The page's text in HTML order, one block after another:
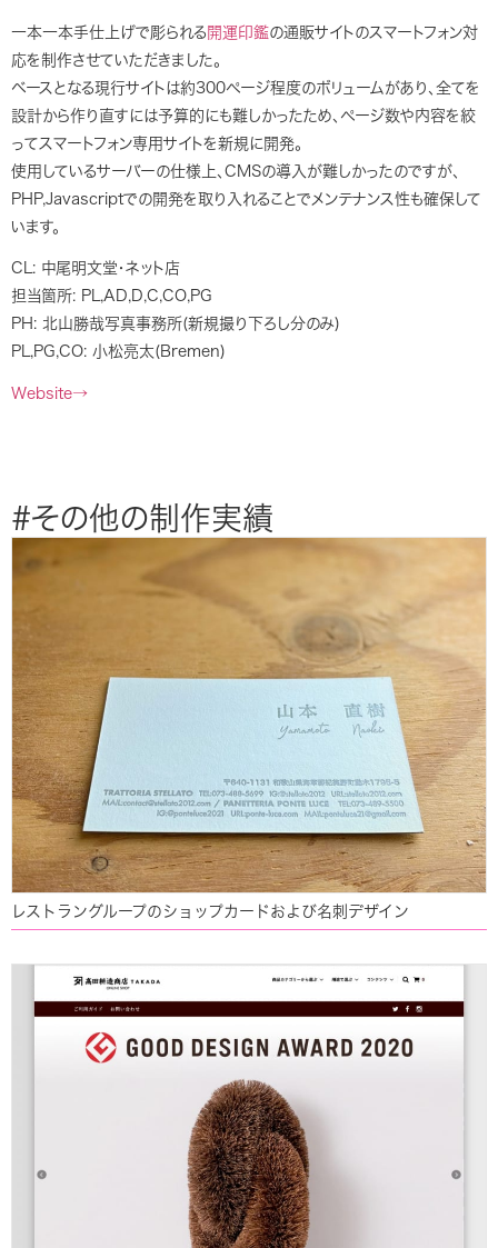
一本一本手仕上げで彫られる 開運印鑑の通販サイトのスマートフォン対
応を制作させていただきました。
ベースとなる現行サイトは約300ページ程度のボリュームがあり、全てを
設計から作り直すには予算的にも難しかったため、ページ数や内容を絞
ってスマートフォン専用サイトを新規に開発。
使用しているサーバーの仕様上、CMSの導入が難しかったのですが、
PHP,Javascriptでの開発を取り入れることでメンテナンス性も確保して
います。
CL: 中尾明文堂・ネット店
担当箇所: PL,AD,D,C,CO,PG
PH: 北山勝哉写真事務所(新規撮り下ろし分のみ)
PL,PG,CO: 小松亮太(Bremen)
Website→
#その他の制作実績
レストラングループのショップカードおよび名刺デザイン